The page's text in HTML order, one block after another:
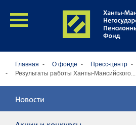
Главная О фонде Пресс-центр
Результаты работы Ханты-Мансийского...
Новости